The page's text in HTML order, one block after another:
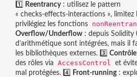
1️⃣ Reentrancy: utilisez le pattern
« checks‑effects‑interactions », limitez
privilégiez les fonctions
Overflow/Underflow: depuis Solidity
d’arithmétique sont intégrées, mais il
les bibliothèques externes. 3️⃣ Contrôle
des rôles via
AccessControl et
mal protégées. 4️⃣ Front‑running: